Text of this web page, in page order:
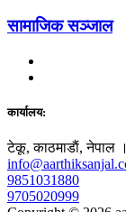
सामाजिक सञ्जाल
कार्यालय:
टेकू, काठमाडाैं, नेपाल
9851031880
9705020999